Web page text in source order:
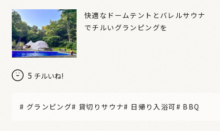
5 チルいね!
快適なドームテントとバレルサウナ
でチルいグランピングを
# グランピング# 貸切りサウナ# 日帰り入浴可# BBQ